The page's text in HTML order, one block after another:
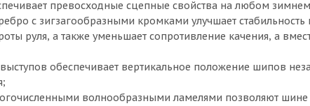
превосходные сцепные свойства на любом
с зигзагообразными кромками улучшает
руля, а также уменьшает сопротивление качения, а
обеспечивает вертикальное положение шипов
волнообразными ламелями позволяют шине